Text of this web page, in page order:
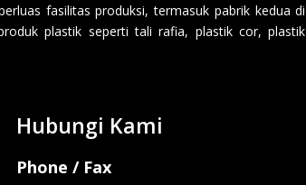
fasilitas produksi, termasuk pabrik kedua di
plastik seperti tali rafia, plastik cor, plastik
Hubungi Kami
Phone / Fax